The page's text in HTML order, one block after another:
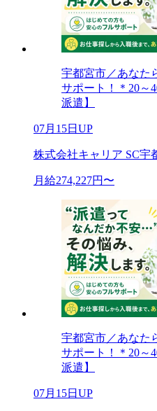
宇都宮市／あなた
サポート！＊20～
派遣】
07月15日UP
株式会社キャリア SC宇
月給274,227円〜
宇都宮市／あなた
サポート！＊20～
派遣】
07月15日UP